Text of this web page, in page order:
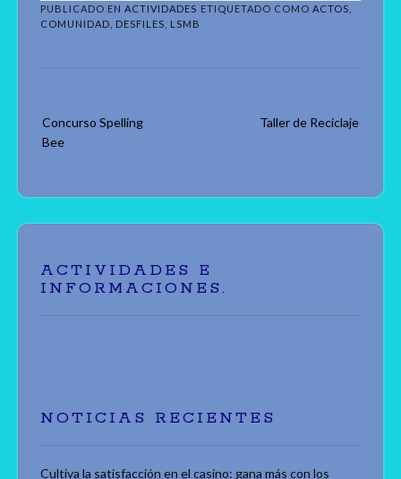
PUBLICADO EN ACTIVIDADES ETIQUETADO COMO ACTOS
COMUNIDAD
DESFILES LSMB
de
las
Concurso Spelling
Bee
Taller de Reciclaje
ACTIVIDADES E
INFORMACIONES.
NOTICIAS RECIENTES
Cultiva la satisfacción en el casino: gana más con los